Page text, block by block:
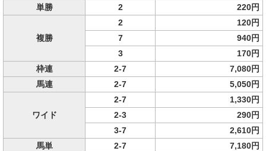
単勝 2 220円
複勝
2
120円
7
940円
3
170円
枠連
2-7
7,080円
馬連
2-7 5,050円
ワイド
2-7
1,330円
2-3
290円
3-7
2,610円
馬単
2-7
7,180円